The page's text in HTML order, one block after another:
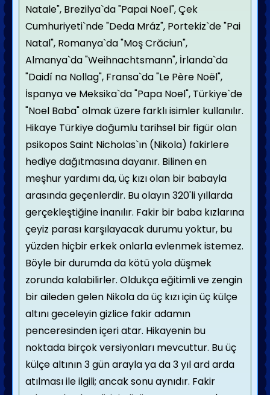
Natale", Brezilya`da "Papai Noel", Çek
Cumhuriyeti`nde "Deda Mráz", Portekiz`de "Pai
Natal", Romanya`da "Moş Crăciun",
Almanya`da "Weihnachtsmann", İrlanda`da
"Daidí na Nollag", Fransa`da "Le Père Noël",
İspanya ve Meksika`da "Papa Noel", Türkiye`de
"Noel Baba" olmak üzere farklı isimler kullanılır.
Hikaye Türkiye doğumlu tarihsel bir figür olan
psikopos Saint Nicholas`ın (Nikola) fakirlere
hediye dağıtmasına dayanır. Bilinen en
meşhur yardımı da, üç kızı olan bir babayla
arasında geçenlerdir. Bu olayın 320'li yıllarda
gerçekleştiğine inanılır. Fakir bir baba kızlarına
çeyiz parası karşılayacak durumu yoktur, bu
yüzden hiçbir erkek onlarla evlenmek istemez.
Böyle bir durumda da kötü yola düşmek
zorunda kalabilirler. Oldukça eğitimli ve zengin
bir aileden gelen Nikola da üç kızı için üç külçe
altını geceleyin gizlice fakir adamın
penceresinden içeri atar. Hikayenin bu
noktada birçok versiyonları mevcuttur. Bu üç
külçe altının 3 gün arayla ya da 3 yıl ard arda
atılması ile ilgili; ancak sonu aynıdır. Fakir